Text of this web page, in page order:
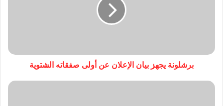
برشلونة يجهز بيان الإعلان عن أولى صفقاته الشتوية